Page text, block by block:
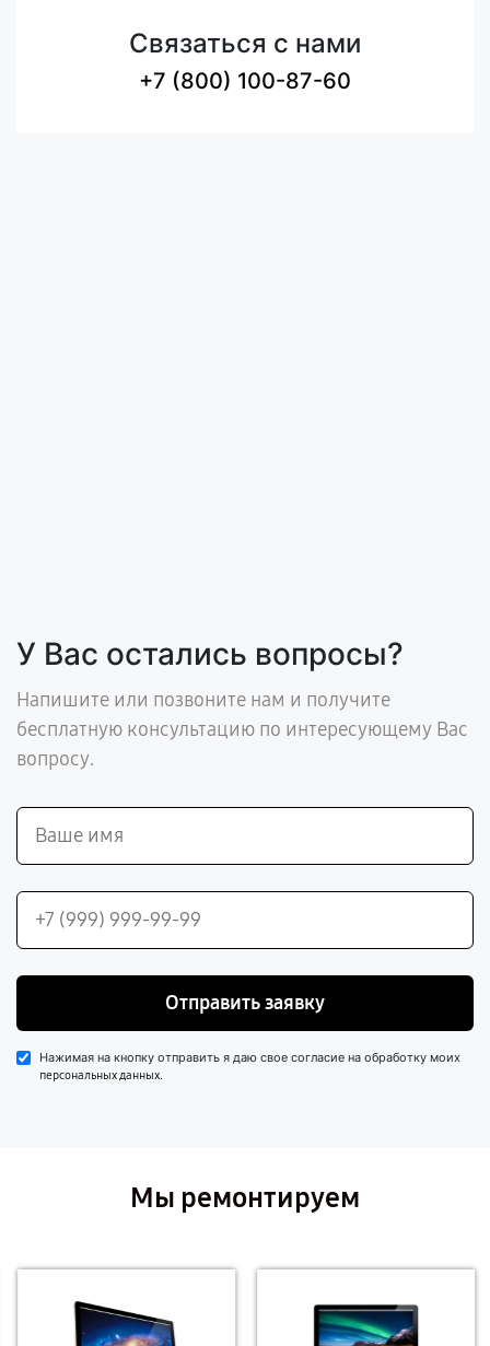
Связаться с нами
+7 (800) 100-87-60
У Вас остались вопросы?
Напишите или позвоните нам и получите
бесплатную консультацию по интересующему Вас
вопросу.
Отправить заявку
Нажимая на кнопку отправить я даю свое согласие на обработку моих
персональных данных.
Мы ремонтируем